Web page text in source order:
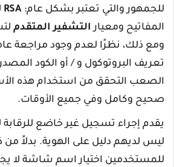
للجمهور والتي تعتبر بشكل عام: RSA
المفاتيح ومعيار التشفير المتقدم
ومع ذلك، نظرًا لعدم وجود مراجعة
تعريف البروتوكول و / أو الكود
الصعب التحقق من استخدام هذه
صحيح وكامل وفي جميع الأوقات.
يقدم إجراء تسجيل غير خاضع
ليس لديهم دليل على الهوية. بدلاً من
للمستخدمين اختيار اسم شاشة لا